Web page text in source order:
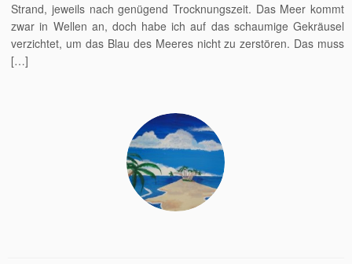
Strand, jeweils nach genügend Trocknungszeit. Das Meer kommt
zwar in Wellen an, doch habe ich auf das schaumige Gekräusel
verzichtet, um das Blau des Meeres nicht zu zerstören. Das muss
[…]